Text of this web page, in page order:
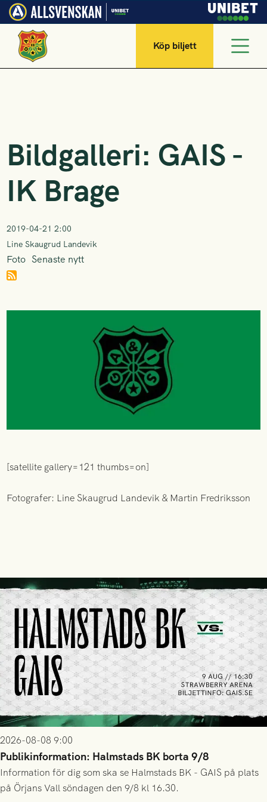
Köp biljett
Bildgalleri: GAIS -
IK Brage
2019-04-21 2:00
Line Skaugrud Landevik
Foto Senaste nytt
[satellite gallery=121 thumbs=on]
Fotografer: Line Skaugrud Landevik & Martin Fredriksson
2026-08-08 9:00
Publikinformation: Halmstads BK borta 9/8
Information för dig som ska se Halmstads BK - GAIS på plats
på Örjans Vall söndagen den 9/8 kl 16.30.